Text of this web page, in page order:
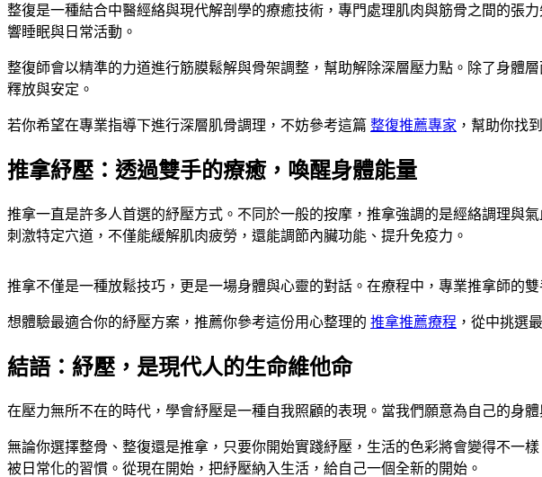
整復是一種結合中醫經絡與現代解剖學的療癒技術，專門處理肌肉與筋骨之間的張
響睡眠與日常活動。
整復師會以精準的力道進行筋膜鬆解與骨架調整，幫助解除深層壓力點。除了身體
釋放與安定。
若你希望在專業指導下進行深層肌骨調理，不妨參考這篇 整復推薦專家 ，幫助你找
推拿紓壓：透過雙手的療癒，喚醒身體能量
推拿一直是許多人首選的紓壓方式。不同於一般的按摩，推拿強調的是經絡調理與
刺激特定穴道，不僅能緩解肌肉疲勞，還能調節內臟功能、提升免疫力。
推拿不僅是一種放鬆技巧，更是一場身體與心靈的對話。在療程中，專業推拿師的
想體驗最適合你的紓壓方案，推薦你參考這份用心整理的 推拿推薦療程 ，從中挑選
結語：紓壓，是現代人的生命維他命
在壓力無所不在的時代，學會紓壓是一種自我照顧的表現。當我們願意為自己的身
無論你選擇整骨、整復還是推拿，只要你開始實踐紓壓，生活的色彩將會變得不一
被日常化的習慣。從現在開始，把紓壓納入生活，給自己一個全新的開始。